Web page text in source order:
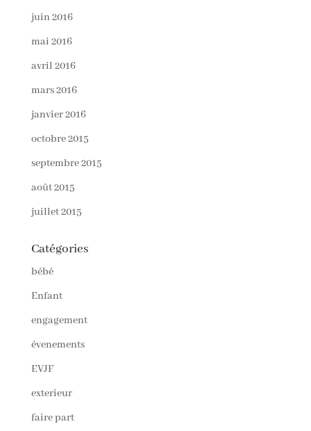
juin 2016
mai 2016
avril 2016
mars 2016
janvier 2016
octobre 2015
septembre 2015
août 2015
juillet 2015
Catégories
bébé
Enfant
engagement
évenements
EVJF
exterieur
faire part